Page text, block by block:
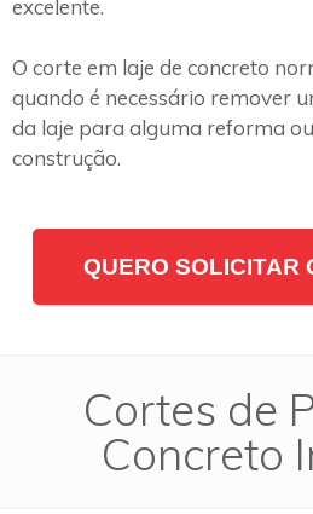
excelente.
O corte em laje de concreto
quando é necessário remover
da laje para alguma reforma
construção.
QUERO SOLICITAR
Cortes de
Concreto